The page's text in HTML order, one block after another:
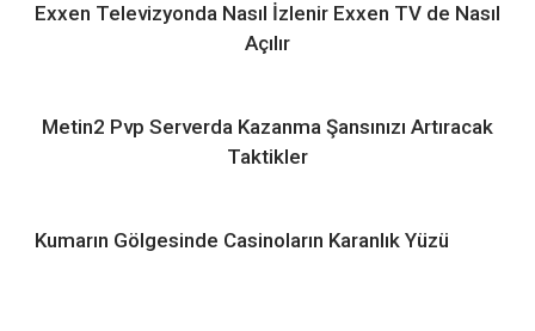
Exxen Televizyonda Nasıl İzlenir Exxen TV de Nasıl
Açılır
Metin2 Pvp Serverda Kazanma Şansınızı Artıracak
Taktikler
Kumarın Gölgesinde Casinoların Karanlık Yüzü